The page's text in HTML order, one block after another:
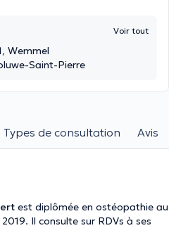
Voir tout
Wemmel
Saint-Pierre
Types de consultation Avis
est diplômée en ostéopathie au
Il consulte sur RDVs à ses